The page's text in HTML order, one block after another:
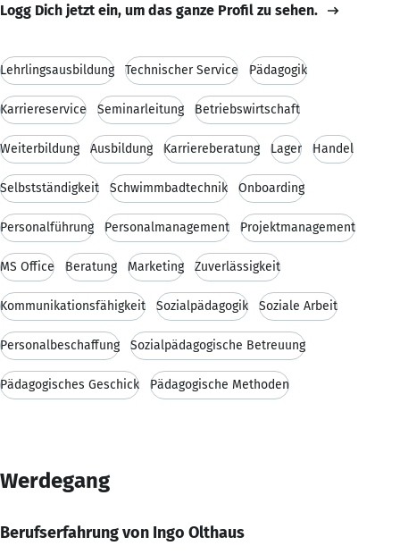
Logg Dich jetzt ein, um das ganze Profil zu sehen.
Lehrlingsausbildung Technischer Service Pädagogik
Karriereservice Seminarleitung Betriebswirtschaft
Weiterbildung Ausbildung Karriereberatung Lager Handel
Selbstständigkeit Schwimmbadtechnik Onboarding
Personalführung Personalmanagement Projektmanagement
MS Office Beratung Marketing Zuverlässigkeit
Kommunikationsfähigkeit Sozialpädagogik Soziale Arbeit
Personalbeschaffung Sozialpädagogische Betreuung
Pädagogisches Geschick Pädagogische Methoden
Werdegang
Berufserfahrung von Ingo Olthaus